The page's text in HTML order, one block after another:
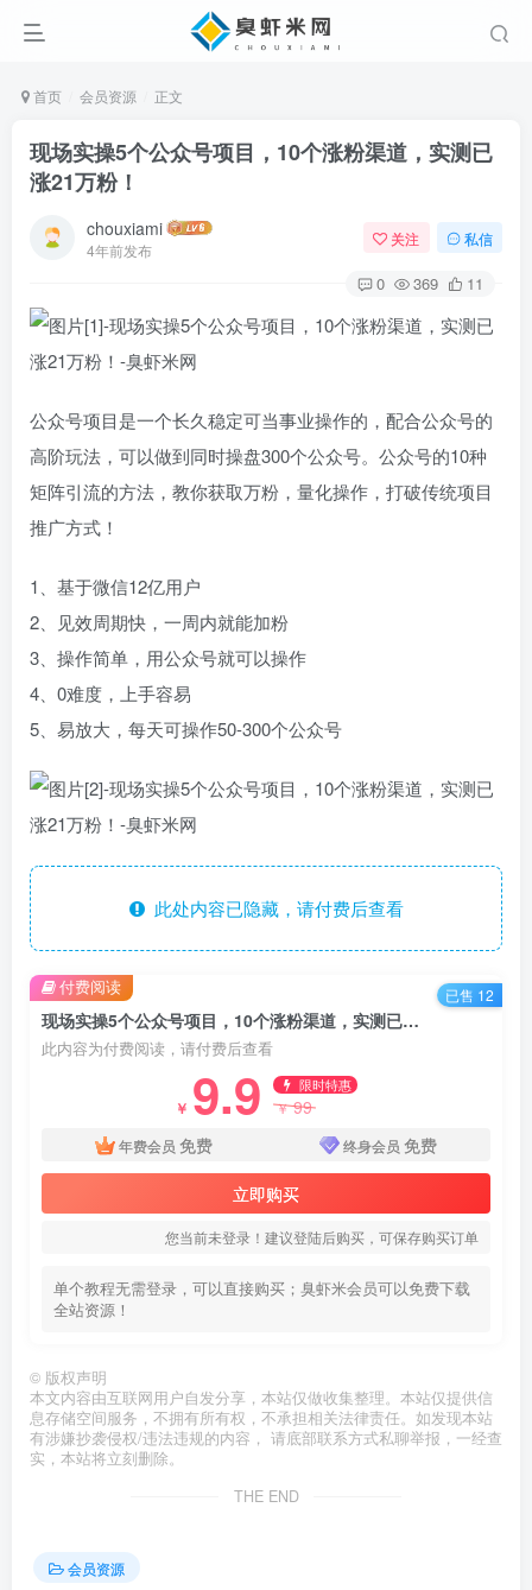
首页 会员资源 正文
现场实操5个公众号项目，10个涨粉渠道，实测已
涨21万粉！
chouxiami
4年前发布
关注 私信
0 369 11
公众号项目是一个长久稳定可当事业操作的，配合公众号的
高阶玩法，可以做到同时操盘300个公众号。公众号的10种
矩阵引流的方法，教你获取万粉，量化操作，打破传统项目
推广方式！
1、基于微信12亿用户
2、见效周期快，一周内就能加粉
3、操作简单，用公众号就可以操作
4、0难度，上手容易
5、易放大，每天可操作50-300个公众号
此处内容已隐藏，请付费后查看
现场实操5个公众号项目，10个涨粉渠道，实测已涨21万粉！
此内容为付费阅读，请付费后查看
￥ 9.9 限时特惠
￥99
年费会员 免费 终身会员 免费
立即购买
您当前未登录！建议登陆后购买，可保存购买订单
单个教程无需登录，可以直接购买；臭虾米会员可以免费下载
全站资源！
付费阅读 已售 12
© 版权声明
本文内容由互联网用户自发分享，本站仅做收集整理。本站仅提供信
息存储空间服务，不拥有所有权，不承担相关法律责任。如发现本站
有涉嫌抄袭侵权/违法违规的内容， 请底部联系方式私聊举报，一经查
实，本站将立刻删除。
THE END
会员资源